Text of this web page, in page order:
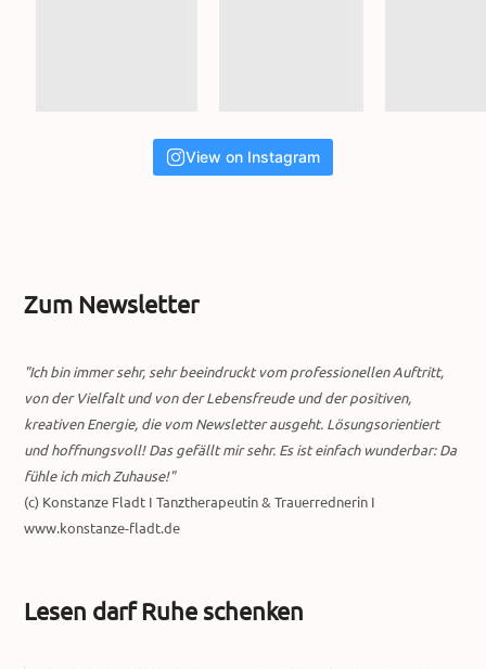
View on Instagram
Zum Newsletter
"Ich bin immer sehr, sehr beeindruckt vom professionellen Auftritt,
von der Vielfalt und von der Lebensfreude und der positiven,
kreativen Energie, die vom Newsletter ausgeht. Lösungsorientiert
und hoffnungsvoll! Das gefällt mir sehr. Es ist einfach wunderbar: Da
fühle ich mich Zuhause!"
(c) Konstanze Fladt I Tanztherapeutin & Trauerrednerin I
www.konstanze-fladt.de
Lesen darf Ruhe schenken